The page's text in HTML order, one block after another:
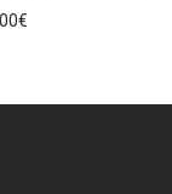
hasta 18,00€
€